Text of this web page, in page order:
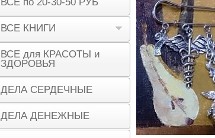
ВСЕ КНИГИ
ВСЕ для КРАСОТЫ и
ЗДОРОВЬЯ
ДЕЛА СЕРДЕЧНЫЕ
ДЕЛА ДЕНЕЖНЫЕ